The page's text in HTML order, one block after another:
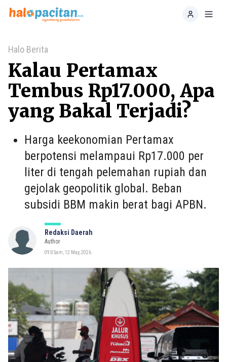
Home
Halo Berita
Kalau Pertamax
Tembus Rp17.000, Apa
yang Bakal Terjadi?
Harga keekonomian Pertamax
berpotensi melampaui Rp17.000 per
liter di tengah pelemahan rupiah dan
gejolak geopolitik global. Beban
subsidi BBM makin berat bagi APBN.
Redaksi Daerah
Author
09:05am, 12 May, 2026